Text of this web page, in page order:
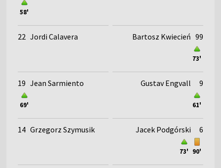
58'
22 Jordi Calavera
19 Jean Sarmiento
69'
14 Grzegorz Szymusik
73'
Bartosz Kwiecień 99
61'
Gustav Engvall 9
73' 90'
Jacek Podgórski 6